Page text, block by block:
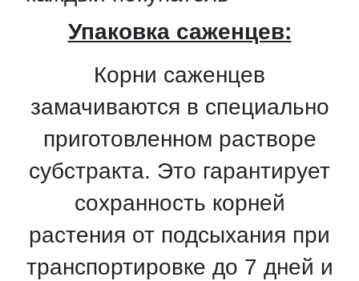
Упаковка саженцев:
Корни саженцев
замачиваются в специально
приготовленном растворе
субстракта. Это гарантирует
сохранность корней
растения от подсыхания при
транспортировке до 7 дней и